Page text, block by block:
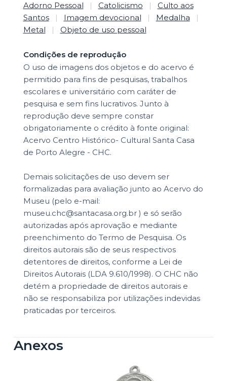
Anexos
Adorno Pessoal
| Catolicismo |
Culto aos
Santos
| Imagem devocional | Medalha
|
Metal
| Objeto de uso pessoal
Condições de reprodução
O uso de imagens dos objetos e do acervo é
permitido para fins de pesquisas, trabalhos
escolares e universitário com caráter de
pesquisa e sem fins lucrativos. Junto à
reprodução deve sempre constar
obrigatoriamente o crédito à fonte original:
Acervo Centro Histórico- Cultural Santa Casa
de Porto Alegre - CHC.
Demais solicitações de uso devem ser
formalizadas para avaliação junto ao Acervo do
Museu (pelo e-mail:
museu.chc@santacasa.org.br ) e só serão
autorizadas após aprovação e mediante
preenchimento do Termo de Pesquisa. Os
direitos autorais são de seus respectivos
detentores de direitos, conforme a Lei de
Direitos Autorais (LDA 9.610/1998). O CHC não
detém a propriedade de direitos autorais e
não se responsabiliza por utilizações indevidas
praticadas por terceiros.